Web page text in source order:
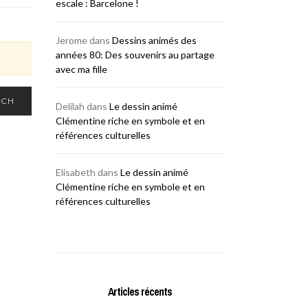
escale : Barcelone !
Jeromedans Dessins animés des
années 80: Des souvenirs au partage
avec ma fille
Delilah dans Le dessin animé
Clémentine riche en symbole et en
références culturelles
Elisabeth dans Le dessin animé
Clémentine riche en symbole et en
références culturelles
Articles récents